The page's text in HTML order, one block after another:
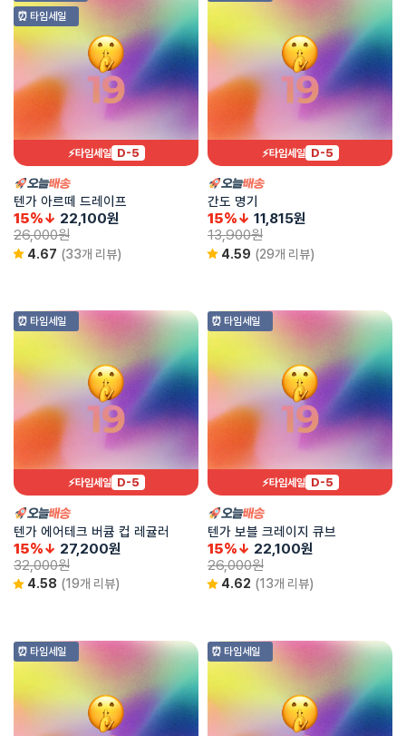
⚡타임세일 D-5
⏰ 타임세일
텐가 아르떼 드레이프
15%↓ 22,100원
26,000원
4.67 (33개 리뷰)
⚡타임세일 D-5
간도 명기
15%↓ 11,815원
13,900원
4.59 (29개 리뷰)
⚡타임세일 D-5
⏰ 타임세일
텐가 에어테크 버큠 컵 레귤러
15%↓ 27,200원
32,000원
4.58 (19개 리뷰)
⚡타임세일 D-5
⏰ 타임세일
텐가 보블 크레이지 큐브
15%↓ 22,100원
26,000원
4.62 (13개 리뷰)
⏰ 타임세일 ⏰ 타임세일